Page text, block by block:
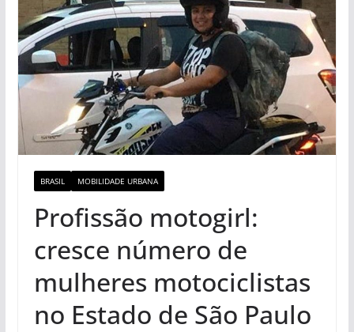
BRASIL MOBILIDADE URBANA
Profissão motogirl:
cresce número de
mulheres motociclistas
no Estado de São Paulo